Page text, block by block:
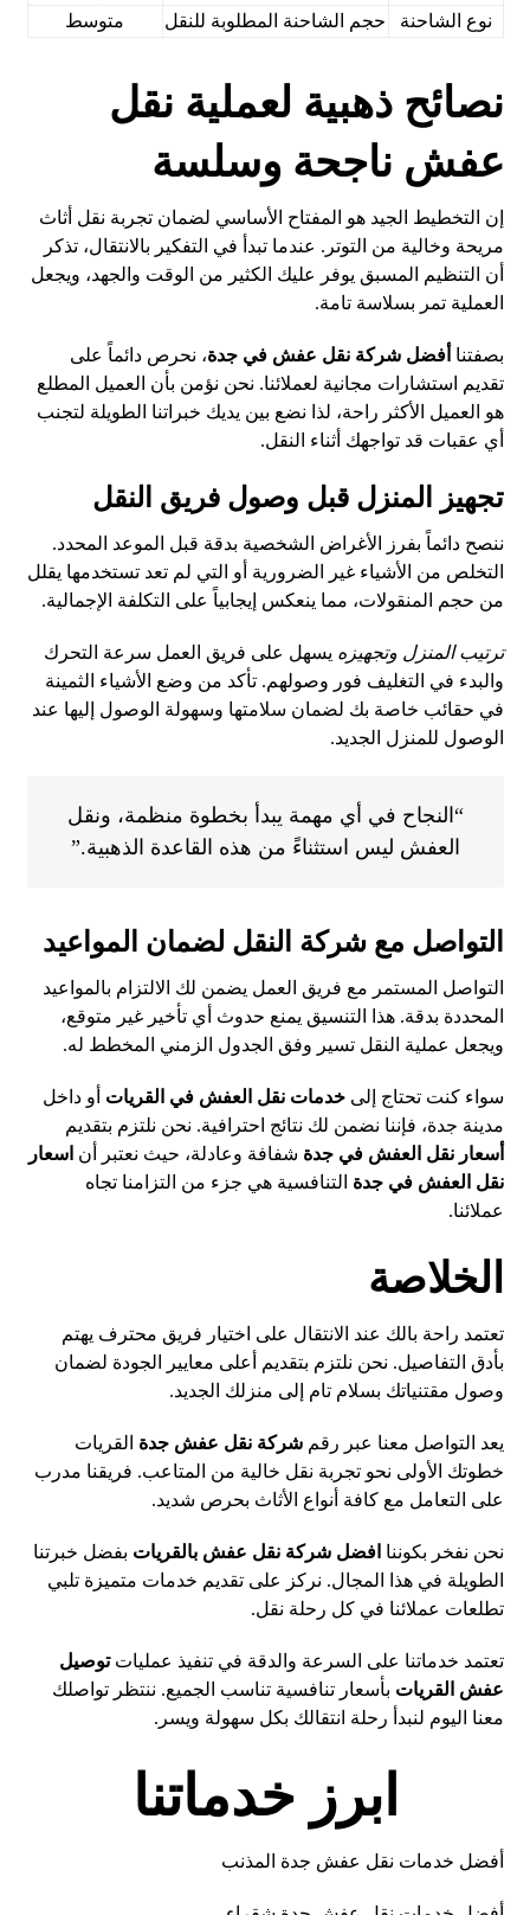
نوع الشاحنة
حجم الشاحنة المطلوبة للنقل متوسط
نصائح ذهبية لعملية نقل
عفش ناجحة وسلسة
إن التخطيط الجيد هو المفتاح الأساسي لضمان تجربة نقل أثاث
مريحة وخالية من التوتر. عندما تبدأ في التفكير بالانتقال، تذكر
أن التنظيم المسبق يوفر عليك الكثير من الوقت والجهد، ويجعل
العملية تمر بسلاسة تامة.
بصفتنا أفضل شركة نقل عفش في جدة، نحرص دائماً على
تقديم استشارات مجانية لعملائنا. نحن نؤمن بأن العميل المطلع
هو العميل الأكثر راحة، لذا نضع بين يديك خبراتنا الطويلة لتجنب
أي عقبات قد تواجهك أثناء النقل.
تجهيز المنزل قبل وصول فريق النقل
ننصح دائماً بفرز الأغراض الشخصية بدقة قبل الموعد المحدد.
التخلص من الأشياء غير الضرورية أو التي لم تعد تستخدمها يقلل
من حجم المنقولات، مما ينعكس إيجابياً على التكلفة الإجمالية.
ترتيب المنزل وتجهيزه يسهل على فريق العمل سرعة التحرك
والبدء في التغليف فور وصولهم. تأكد من وضع الأشياء الثمينة
في حقائب خاصة بك لضمان سلامتها وسهولة الوصول إليها عند
الوصول للمنزل الجديد.
“النجاح في أي مهمة يبدأ بخطوة منظمة، ونقل
العفش ليس استثناءً من هذه القاعدة الذهبية.”
التواصل مع شركة النقل لضمان المواعيد
التواصل المستمر مع فريق العمل يضمن لك الالتزام بالمواعيد
المحددة بدقة. هذا التنسيق يمنع حدوث أي تأخير غير متوقع،
ويجعل عملية النقل تسير وفق الجدول الزمني المخطط له.
سواء كنت تحتاج إلىخدمات نقل العفش في القريات أو داخل
مدينة جدة، فإننا نضمن لك نتائج احترافية. نحن نلتزم بتقديم
أسعار نقل العفش في جدة شفافة وعادلة، حيث نعتبر أن اسعار
نقل العفش في جدة التنافسية هي جزء من التزامنا تجاه
عملائنا.
الخلاصة
تعتمد راحة بالك عند الانتقال على اختيار فريق محترف يهتم
بأدق التفاصيل. نحن نلتزم بتقديم أعلى معايير الجودة لضمان
وصول مقتنياتك بسلام تام إلى منزلك الجديد.
يعد التواصل معنا عبر رقمشركة نقل عفش جدة القريات
خطوتك الأولى نحو تجربة نقل خالية من المتاعب. فريقنا مدرب
على التعامل مع كافة أنواع الأثاث بحرص شديد.
نحن نفخر بكوننا افضل شركة نقل عفش بالقريات بفضل خبرتنا
الطويلة في هذا المجال. نركز على تقديم خدمات متميزة تلبي
تطلعات عملائنا في كل رحلة نقل.
تعتمد خدماتنا على السرعة والدقة في تنفيذ عملياتتوصيل
عفش القريات بأسعار تنافسية تناسب الجميع. ننتظر تواصلك
معنا اليوم لنبدأ رحلة انتقالك بكل سهولة ويسر.
ابرز خدماتنا
أفضل خدمات نقل عفش جدة المذنب